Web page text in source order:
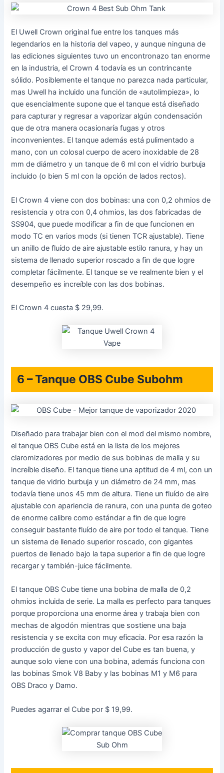
El Uwell Crown original fue entre los tanques más
legendarios en la historia del vapeo, y aunque ninguna de
las ediciones siguientes tuvo un encontronazo tan enorme
en la industria, el Crown 4 todavía es un contrincante
sólido. Posiblemente el tanque no parezca nada particular,
mas Uwell ha incluido una función de «autolimpieza», lo
que esencialmente supone que el tanque está diseñado
para capturar y regresar a vaporizar algún condensación
que de otra manera ocasionaría fugas y otros
inconvenientes. El tanque además está pulimentado a
mano, con un colosal cuerpo de acero inoxidable de 28
mm de diámetro y un tanque de 6 ml con el vidrio burbuja
incluido (o bien 5 ml con la opción de lados rectos).
El Crown 4 viene con dos bobinas: una con 0,2 ohmios de
resistencia y otra con 0,4 ohmios, las dos fabricadas de
SS904, que puede modificar a fin de que funcionen en
modo TC en varios mods (si tienen TCR ajustable). Tiene
un anillo de fluído de aire ajustable estilo ranura, y hay un
sistema de llenado superior roscado a fin de que logre
completar fácilmente. El tanque se ve realmente bien y el
desempeño es increíble con las dos bobinas.
El Crown 4 cuesta $ 29,99.
6 – Tanque OBS Cube Subohm
Diseñado para trabajar bien con el mod del mismo nombre,
el tanque OBS Cube está en la lista de los mejores
claromizadores por medio de sus bobinas de malla y su
increíble diseño. El tanque tiene una aptitud de 4 ml, con un
tanque de vidrio burbuja y un diámetro de 24 mm, mas
todavía tiene unos 45 mm de altura. Tiene un fluído de aire
ajustable con apariencia de ranura, con una punta de goteo
de enorme calibre como estándar a fin de que logre
conseguir bastante fluído de aire por todo el tanque. Tiene
un sistema de llenado superior roscado, con gigantes
puertos de llenado bajo la tapa superior a fin de que logre
recargar y también-juice fácilmente.
El tanque OBS Cube tiene una bobina de malla de 0,2
ohmios incluida de serie. La malla es perfecto para tanques
porque proporciona una enorme área y trabaja bien con
mechas de algodón mientras que sostiene una baja
resistencia y se excita con muy eficacia. Por esa razón la
producción de gusto y vapor del Cube es tan buena, y
aunque solo viene con una bobina, además funciona con
las bobinas Smok V8 Baby y las bobinas M1 y M6 para
OBS Draco y Damo.
Puedes agarrar el Cube por $ 19,99.